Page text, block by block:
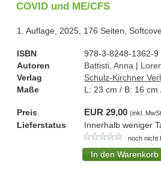
COVID und ME/CFS
1. Auflage, 2025, 176 Seiten,
ISBN
978-3-8248-1362-9
Autoren
Battisti, Anna |
Verlag
Schulz-Kirchner
Maße
L: 23 cm / B: 16 cm
Preis EUR 29,00 (inkl.
Lieferstatus Innerhalb weniger
noch nicht